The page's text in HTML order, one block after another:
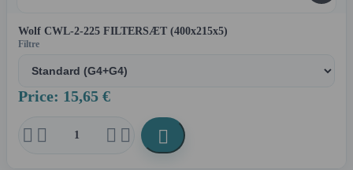
Wolf CWL-2-225 FILTERSÆT (400x215x5)
Filtre
Price: 15,65 €
    